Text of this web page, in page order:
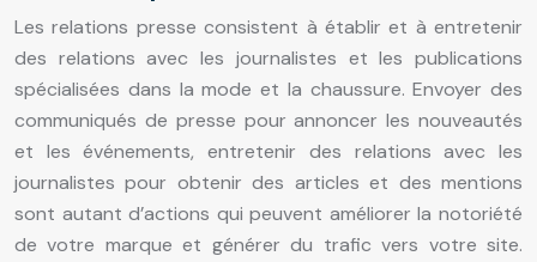
Les relations presse consistent à établir et à entretenir
des relations avec les journalistes et les publications
spécialisées dans la mode et la chaussure. Envoyer des
communiqués de presse pour annoncer les nouveautés
et les événements, entretenir des relations avec les
journalistes pour obtenir des articles et des mentions
sont autant d’actions qui peuvent améliorer la notoriété
de votre marque et générer du trafic vers votre site.